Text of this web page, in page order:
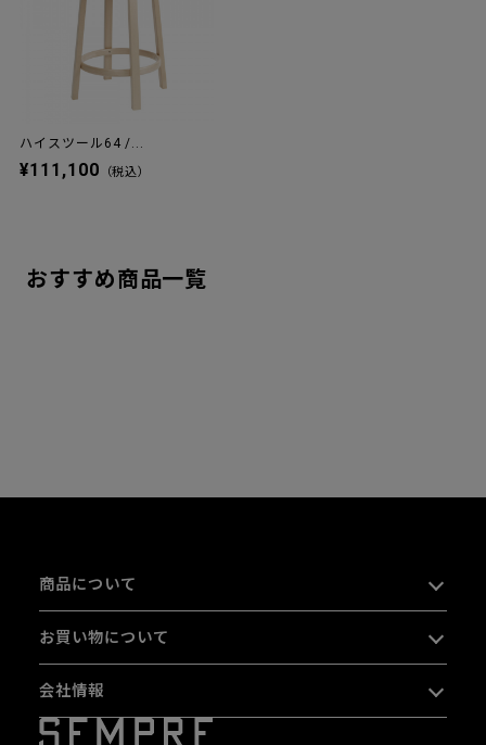
ハイスツール64 /...
¥111,100 （税込）
おすすめ商品一覧
商品について
お買い物について
会社情報